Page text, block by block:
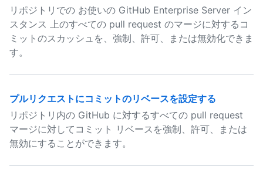
リポジトリでの お使いの GitHub Enterprise Server イン
スタンス 上のすべての pull request のマージに対するコ
ミットのスカッシュを、強制、許可、または無効化できま
す。
プルリクエストにコミットのリベースを設定する
リポジトリ内の GitHub に対するすべての pull request
マージに対してコミット リベースを強制、許可、または
無効にすることができます。